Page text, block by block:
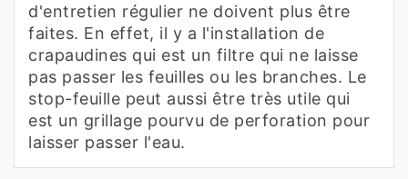
d'entretien régulier ne doivent plus être
faites. En effet, il y a l'installation de
crapaudines qui est un filtre qui ne laisse
pas passer les feuilles ou les branches. Le
stop-feuille peut aussi être très utile qui
est un grillage pourvu de perforation pour
laisser passer l'eau.